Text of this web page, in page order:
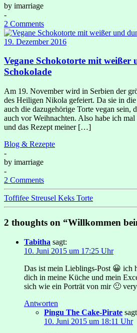
by imarriage
-
2 Comments
19. Dezember 2016
Vegane Schokotorte mit weißer
Schokolade
Am 19. November wird in Serbien der
des Heiligen Nikola gefeiert. Da sie in
auch die dazugehörige Torte vegan sein,
auch vor Weihnachten. Also habe ich
und das Rezept meiner […]
Blog & Rezepte
-
by imarriage
-
2 Comments
Toffifee Streusel Keks Torte
2 thoughts on “Willkommen
Tabitha sagt:
10. Juni 2015 um 17:25 Uhr
Das ist mein Lieblings-Post 😀 ich
dich in meine Küche und mein
sich wie ein Porträt von mir 🙂
Antworten
Pingu The Cake-Pirate
10. Juni 2015 um 18:11 Uhr